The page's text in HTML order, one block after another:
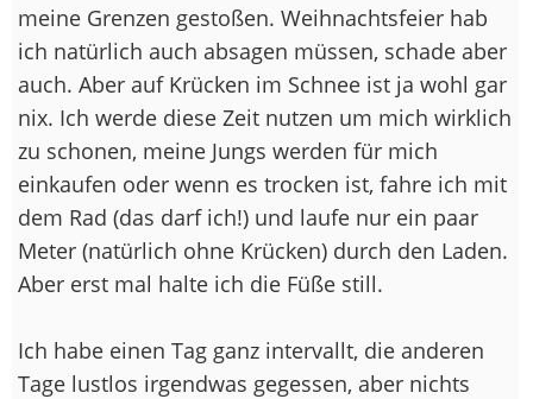
meine Grenzen gestoßen. Weihnachtsfeier hab
ich natürlich auch absagen müssen, schade aber
auch. Aber auf Krücken im Schnee ist ja wohl gar
nix. Ich werde diese Zeit nutzen um mich wirklich
zu schonen, meine Jungs werden für mich
einkaufen oder wenn es trocken ist, fahre ich mit
dem Rad (das darf ich!) und laufe nur ein paar
Meter (natürlich ohne Krücken) durch den Laden.
Aber erst mal halte ich die Füße still.
Ich habe einen Tag ganz intervallt, die anderen
Tage lustlos irgendwas gegessen, aber nichts